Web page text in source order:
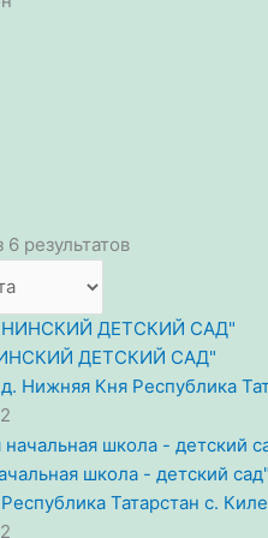
результатов
ДЕТСКИЙ САД"
д. Нижняя Кня Республика
школа - детский сад"
Республика Татарстан с.